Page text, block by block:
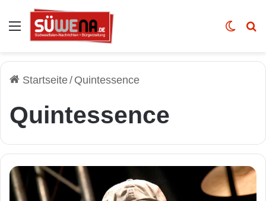
Auswahl Skin
Startseite/ Quintessence
Quintessence